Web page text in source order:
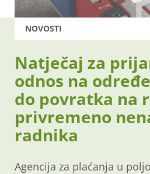
NOVOSTI
Natječaj za
odnos na
do povratka na
privremeno
radnika
Agencija za plaćanja u